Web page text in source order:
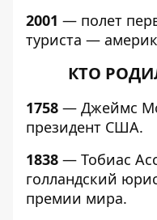
2001 — полет
туриста —
КТО
1758 — Джеймс
президент США.
1838 — Тобиас
голландский
премии мира.